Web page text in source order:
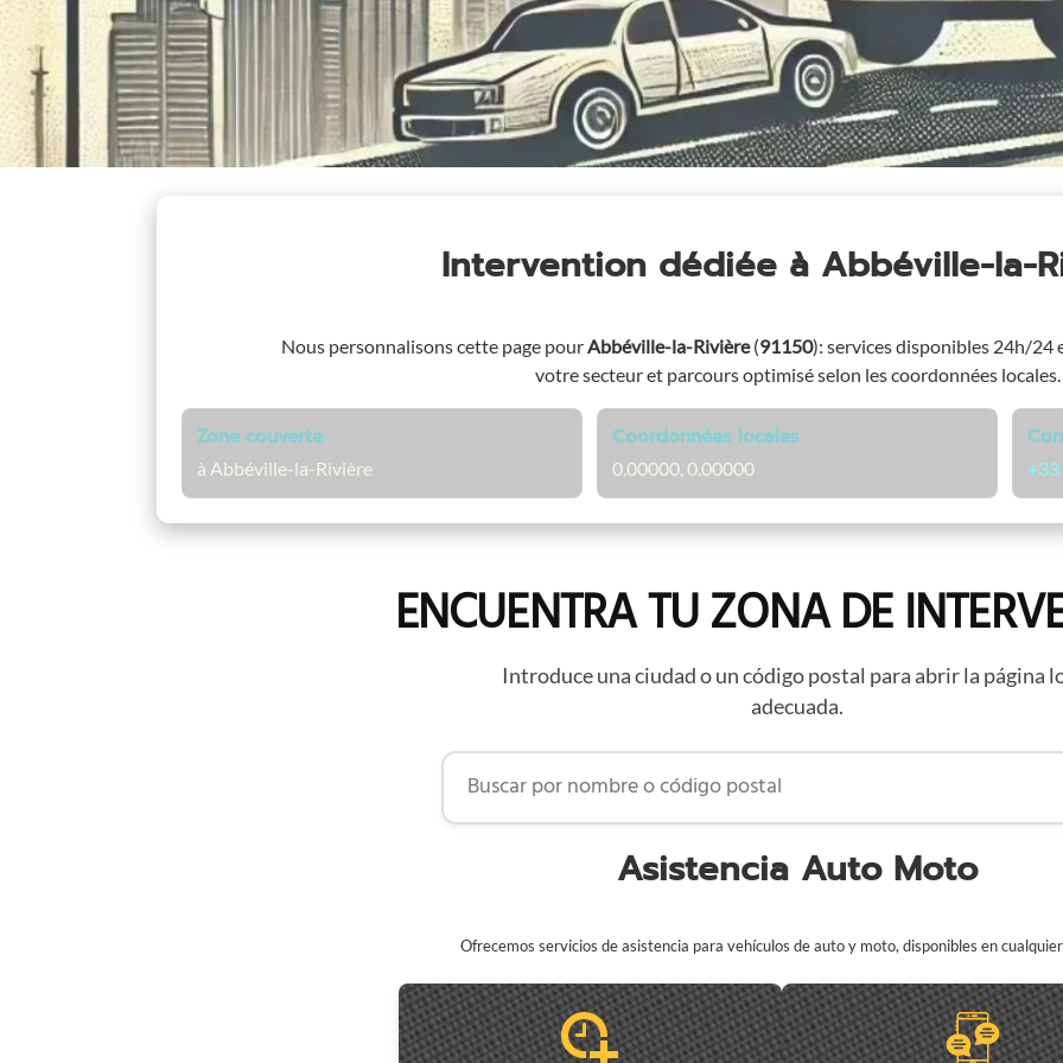
Intervention dédiée à Abbéville-la-
Nous personnalisons cette page pour Abbéville-la-Rivière (91150): services disponibles 24h/24
votre secteur et parcours optimisé selon les coordonnées locales.
Zone couverte
à Abbéville-la-Rivière
Coordonnées locales
0.00000, 0.00000
ENCUENTRA TU ZONA DE
Introduce una ciudad o un código postal para abrir la página
adecuada.
Buscar por nombre o código postal
Asistencia Auto Moto
Ofrecemos servicios de asistencia para vehículos de auto y moto, disponibles en